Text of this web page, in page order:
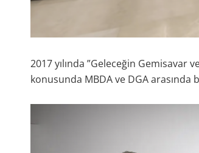
2017 yılında ”Geleceğin Gemisavar
konusunda MBDA ve DGA